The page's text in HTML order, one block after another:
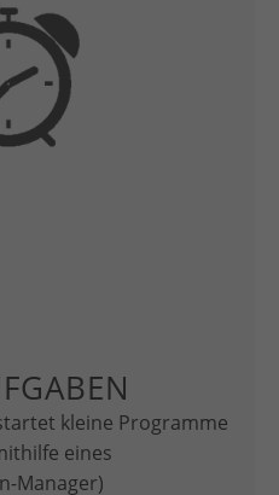
kleine Programme
eines
Manager)